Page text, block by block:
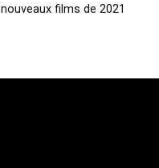
films de 2021